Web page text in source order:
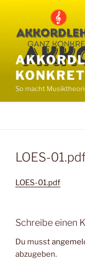
springen
KONKRET
So macht
LOES-
LOES-01.pdf
Schreibe einen
Du musst
abzugeben.